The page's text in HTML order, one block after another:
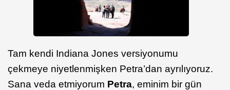
Tam kendi Indiana Jones versiyonumu
çekmeye niyetlenmişken Petra’dan ayrılıyoruz.
Sana veda etmiyorum Petra, eminim bir gün